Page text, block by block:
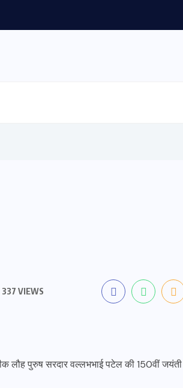
337 VIEWS
लौह पुरुष सरदार वल्लभभाई पटेल की 150वीं जयंती